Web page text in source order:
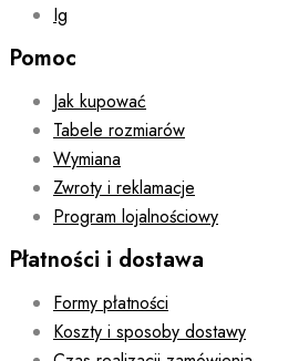
Ig
Pomoc
Jak kupować
Tabele rozmiarów
Wymiana
Zwroty i reklamacje
Program lojalnościowy
Płatności i dostawa
Formy płatności
Koszty i sposoby dostawy